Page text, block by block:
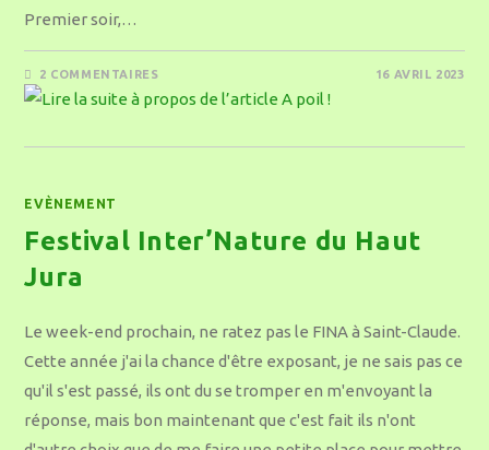
Premier soir,…
2 COMMENTAIRES 16 AVRIL 2023
EVÈNEMENT
Festival Inter’Nature du Haut
Jura
Le week-end prochain, ne ratez pas le FINA à Saint-Claude.
Cette année j'ai la chance d'être exposant, je ne sais pas ce
qu'il s'est passé, ils ont du se tromper en m'envoyant la
réponse, mais bon maintenant que c'est fait ils n'ont